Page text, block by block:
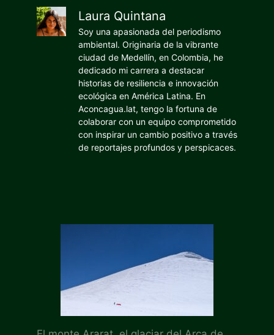
Laura Quintana
Soy una apasionada del periodismo
ambiental. Originaria de la vibrante
ciudad de Medellín, en Colombia, he
dedicado mi carrera a destacar
historias de resiliencia e innovación
ecológica en América Latina. En
Aconcagua.lat, tengo la fortuna de
colaborar con un equipo comprometido
con inspirar un cambio positivo a través
de reportajes profundos y perspicaces.